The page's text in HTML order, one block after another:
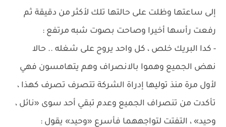
إلى ساعتها وظلت على حالتها تلك لأكثر من دقيقة ثم
رفعت رأسها أخيرا وصاحت بصوت شبه مرتفع :
- كدا البريك خلص ، كل واحد يروح على شغله .. حالا
نهض الجميع وهموا بالانصراف وهم يتهامسون فهي
لأول مرة منذ توليها إدراة الشركة تتصرف تصرف كهذا ،
تأكدت من تنصراف الجميع وعدم تبقي أحد سوى «نائل ،
وحيد» ، التفتت لتواجههما فأسرع «وحيد» يقول :